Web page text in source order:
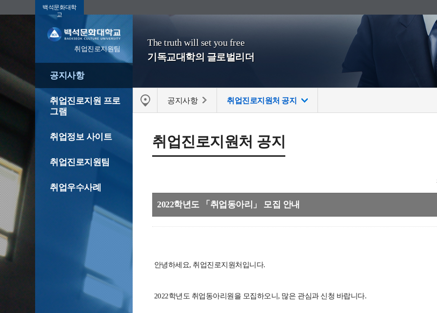
백석문화대학
교
취업진로지원팀
공지사항
취업진로지원 프로
그램
취업정보 사이트
취업진로지원팀
취업우수사례
The truth will set you free
기독교대학의 글로벌리더
공지사항 취업진로지원처 공지
취업진로지원처 공지
2022학년도 「취업동아리」 모집 안내
안녕하세요, 취업진로지원처입니다.
2022학년도 취업동아리원을 모집하오니, 많은 관심과 신청 바랍니다.